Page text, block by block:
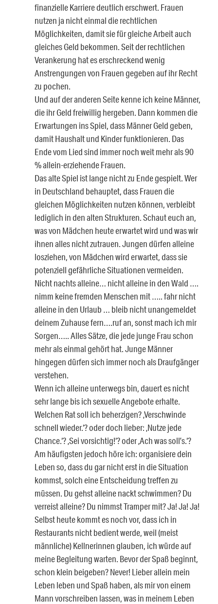
finanzielle Karriere deutlich erschwert. Frauen
nutzen ja nicht einmal die rechtlichen
Möglichkeiten, damit sie für gleiche Arbeit auch
gleiches Geld bekommen. Seit der rechtlichen
Verankerung hat es erschreckend wenig
Anstrengungen von Frauen gegeben auf ihr Recht
zu pochen.
Und auf der anderen Seite kenne ich keine Männer,
die ihr Geld freiwillig hergeben. Dann kommen die
Erwartungen ins Spiel, dass Männer Geld geben,
damit Haushalt und Kinder funktionieren. Das
Ende vom Lied sind immer noch weit mehr als 90
% allein-erziehende Frauen.
Das alte Spiel ist lange nicht zu Ende gespielt. Wer
in Deutschland behauptet, dass Frauen die
gleichen Möglichkeiten nutzen können, verbleibt
lediglich in den alten Strukturen. Schaut euch an,
was von Mädchen heute erwartet wird und was wir
ihnen alles nicht zutrauen. Jungen dürfen alleine
losziehen, von Mädchen wird erwartet, dass sie
potenziell gefährliche Situationen vermeiden.
Nicht nachts alleine… nicht alleine in den Wald ….
nimm keine fremden Menschen mit ….. fahr nicht
alleine in den Urlaub … bleib nicht unangemeldet
deinem Zuhause fern….ruf an, sonst mach ich mir
Sorgen….. Alles Sätze, die jede junge Frau schon
mehr als einmal gehört hat. Junge Männer
hingegen dürfen sich immer noch als Draufgänger
verstehen.
Wenn ich alleine unterwegs bin, dauert es nicht
sehr lange bis ich sexuelle Angebote erhalte.
Welchen Rat soll ich beherzigen? ‚Verschwinde
schnell wieder.‘? oder doch lieber: ‚Nutze jede
Chance.‘? ‚Sei vorsichtig!‘? oder ‚Ach was soll’s.‘?
Am häufigsten jedoch höre ich: organisiere dein
Leben so, dass du gar nicht erst in die Situation
kommst, solch eine Entscheidung treffen zu
müssen. Du gehst alleine nackt schwimmen? Du
verreist alleine? Du nimmst Tramper mit? Ja! Ja! Ja!
Selbst heute kommt es noch vor, dass ich in
Restaurants nicht bedient werde, weil (meist
männliche) Kellnerinnen glauben, ich würde auf
meine Begleitung warten. Bevor der Spaß beginnt,
schon klein beigeben? Never! Lieber allein mein
Leben leben und Spaß haben, als mir von einem
Mann vorschreiben lassen, was in meinem Leben